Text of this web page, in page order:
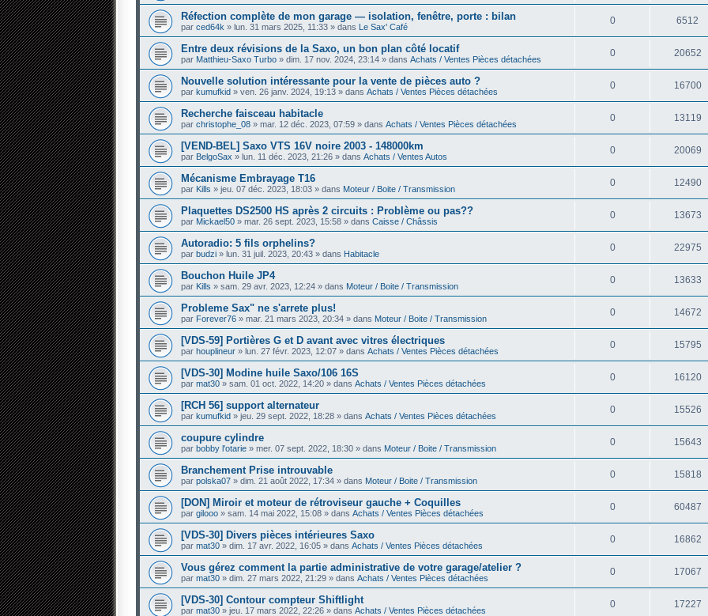
Réfection complète de mon garage — isolation, fenêtre, porte : bilan
par ced64k » lun. 31 mars 2025, 11:33 » dans Le Sax' Café
0 6512
Entre deux révisions de la Saxo, un bon plan côté locatif
par Matthieu-Saxo Turbo » dim. 17 nov. 2024, 23:14 » dans Achats / Ventes Pièces détachées
0 20652
Nouvelle solution intéressante pour la vente de pièces auto ?
par kumufkid » ven. 26 janv. 2024, 19:13 » dans Achats / Ventes Pièces détachées
0 16700
Recherche faisceau habitacle
par christophe_08 » mar. 12 déc. 2023, 07:59 » dans Achats / Ventes Pièces détachées
0 13119
[VEND-BEL] Saxo VTS 16V noire 2003 - 148000km
par BelgoSax » lun. 11 déc. 2023, 21:26 » dans Achats / Ventes Autos
0 20069
Mécanisme Embrayage T16
par Kills » jeu. 07 déc. 2023, 18:03 » dans Moteur / Boite / Transmission
0 12490
Plaquettes DS2500 HS après 2 circuits : Problème ou pas??
par Mickael50 » mar. 26 sept. 2023, 15:58 » dans Caisse / Châssis
0 13673
Autoradio: 5 fils orphelins?
par budzi » lun. 31 juil. 2023, 20:43 » dans Habitacle
0 22975
Bouchon Huile JP4
par Kills » sam. 29 avr. 2023, 12:24 » dans Moteur / Boite / Transmission
0 13633
Probleme Sax" ne s'arrete plus!
par Forever76 » mar. 21 mars 2023, 20:34 » dans Moteur / Boite / Transmission
0 14672
[VDS-59] Portières G et D avant avec vitres électriques
par houplineur » lun. 27 févr. 2023, 12:07 » dans Achats / Ventes Pièces détachées
0 15795
[VDS-30] Modine huile Saxo/106 16S
par mat30 » sam. 01 oct. 2022, 14:20 » dans Achats / Ventes Pièces détachées
0 16120
[RCH 56] support alternateur
par kumufkid » jeu. 29 sept. 2022, 18:28 » dans Achats / Ventes Pièces détachées
0 15526
coupure cylindre
par bobby l'otarie » mer. 07 sept. 2022, 18:30 » dans Moteur / Boite / Transmission
0 15643
Branchement Prise introuvable
par polska07 » dim. 21 août 2022, 17:34 » dans Moteur / Boite / Transmission
0 15818
[DON] Miroir et moteur de rétroviseur gauche + Coquilles
par gilooo » sam. 14 mai 2022, 15:08 » dans Achats / Ventes Pièces détachées
0 60487
[VDS-30] Divers pièces intérieures Saxo
par mat30 » dim. 17 avr. 2022, 16:05 » dans Achats / Ventes Pièces détachées
0 16862
Vous gérez comment la partie administrative de votre garage/atelier ?
par mat30 » dim. 27 mars 2022, 21:29 » dans Achats / Ventes Pièces détachées
0 17067
[VDS-30] Contour compteur Shiftlight
par mat30 » jeu. 17 mars 2022, 22:26 » dans Achats / Ventes Pièces détachées
0 17227